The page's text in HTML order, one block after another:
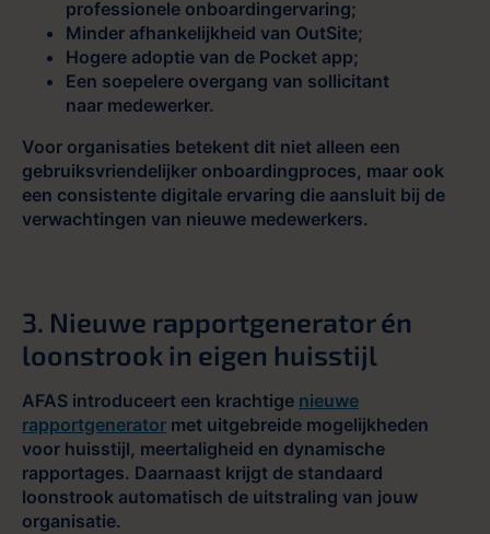
professionele onboardingervaring;
Minder afhankelijkheid van OutSite;
Hogere adoptie van de Pocket app;
Een soepelere overgang van sollicitant
naar medewerker.
Voor organisaties betekent dit niet alleen een
gebruiksvriendelijker onboardingproces, maar ook
een consistente digitale ervaring die aansluit bij de
verwachtingen van nieuwe medewerkers.
3. Nieuwe rapportgenerator én
loonstrook in eigen huisstijl
AFAS introduceert een krachtige nieuwe
rapportgenerator met uitgebreide mogelijkheden
voor huisstijl, meertaligheid en dynamische
rapportages. Daarnaast krijgt de standaard
loonstrook automatisch de uitstraling van jouw
organisatie.